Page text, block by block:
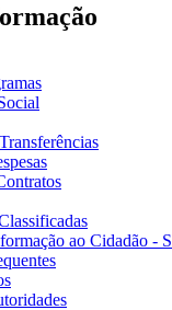
ao Cidadão -